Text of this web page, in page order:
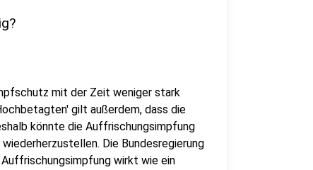
mit der Zeit weniger stark
gilt außerdem, dass die
könnte die Auffrischungsimpfung
Die Bundesregierung
wirkt wie ein